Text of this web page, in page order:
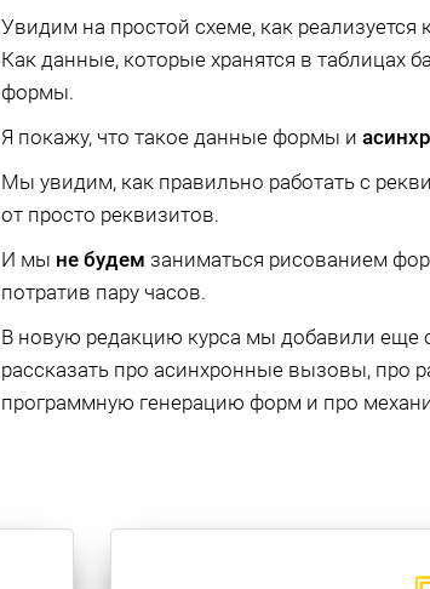
Увидим на простой схеме, как
Как данные, которые хранятся в таблицах
формы.
Я покажу, что такое данные формы и
Мы увидим, как правильно работать с
от просто реквизитов.
И мы не будем заниматься рисованием
потратив пару часов.
В новую редакцию курса мы добавили еще
рассказать про асинхронные вызовы, про
программную генерацию форм и про